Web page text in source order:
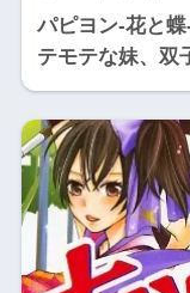
パピヨン‐花と
テモテな妹、双